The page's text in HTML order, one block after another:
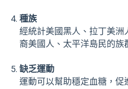
種族
經統計美國黑人、拉丁美洲
裔美國人、太平洋島民的族
缺乏運動
運動可以幫助穩定血糖，促